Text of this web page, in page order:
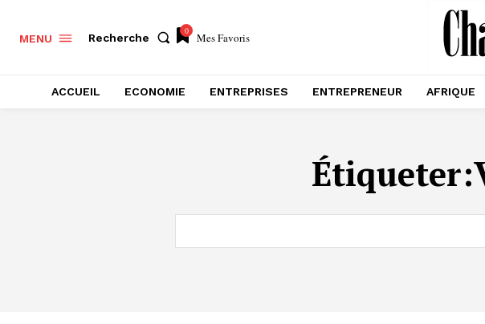
MENU Recherche
0 Mes Favoris
ACCUEIL ECONOMIE ENTREPRISES ENTREPRENEUR AFRIQUE
Étiqueter: